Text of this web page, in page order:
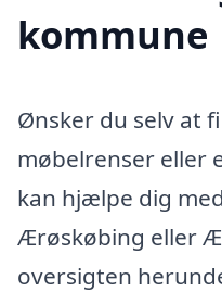
kommune
Ønsker du selv at
møbelrenser eller
kan hjælpe dig
Ærøskøbing eller
oversigten